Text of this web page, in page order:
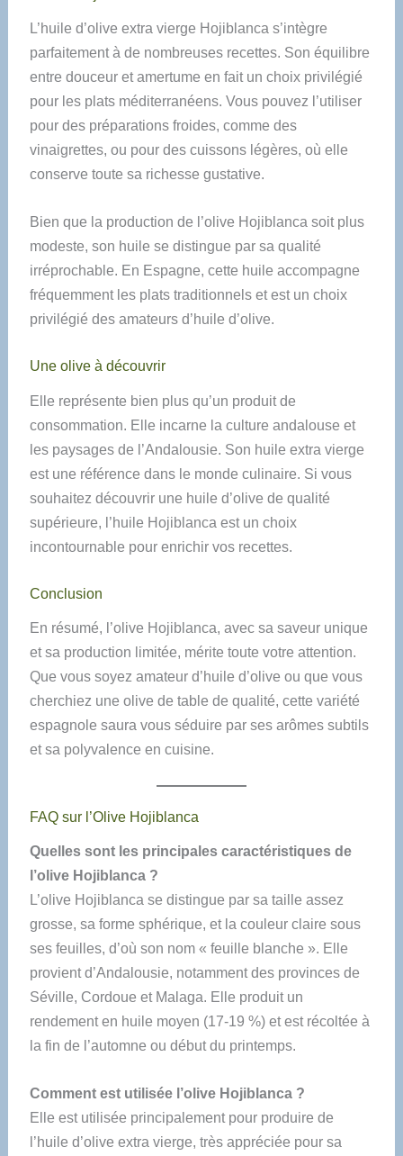
L’huile d’olive extra vierge Hojiblanca s’intègre
parfaitement à de nombreuses recettes. Son équilibre
entre douceur et amertume en fait un choix privilégié
pour les plats méditerranéens. Vous pouvez l’utiliser
pour des préparations froides, comme des
vinaigrettes, ou pour des cuissons légères, où elle
conserve toute sa richesse gustative.
Bien que la production de l’olive Hojiblanca soit plus
modeste, son huile se distingue par sa qualité
irréprochable. En Espagne, cette huile accompagne
fréquemment les plats traditionnels et est un choix
privilégié des amateurs d’huile d’olive.
Une olive à découvrir
Elle représente bien plus qu’un produit de
consommation. Elle incarne la culture andalouse et
les paysages de l’Andalousie. Son huile extra vierge
est une référence dans le monde culinaire. Si vous
souhaitez découvrir une huile d’olive de qualité
supérieure, l’huile Hojiblanca est un choix
incontournable pour enrichir vos recettes.
Conclusion
En résumé, l’olive Hojiblanca, avec sa saveur unique
et sa production limitée, mérite toute votre attention.
Que vous soyez amateur d’huile d’olive ou que vous
cherchiez une olive de table de qualité, cette variété
espagnole saura vous séduire par ses arômes subtils
et sa polyvalence en cuisine.
FAQ sur l’Olive Hojiblanca
Quelles sont les principales caractéristiques de
l’olive Hojiblanca ?
L’olive Hojiblanca se distingue par sa taille assez
grosse, sa forme sphérique, et la couleur claire sous
ses feuilles, d’où son nom « feuille blanche ». Elle
provient d’Andalousie, notamment des provinces de
Séville, Cordoue et Malaga. Elle produit un
rendement en huile moyen (17-19 %) et est récoltée à
la fin de l’automne ou début du printemps.
Comment est utilisée l’olive Hojiblanca ?
Elle est utilisée principalement pour produire de
l’huile d’olive extra vierge, très appréciée pour sa